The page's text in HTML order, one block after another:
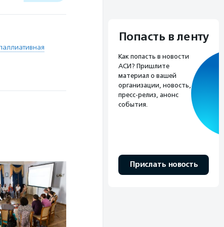
Попасть в ленту
Как попасть в новости
АСИ? Пришлите
материал о вашей
организации, новость,
пресс-релиз, анонс
события.
Прислать новость